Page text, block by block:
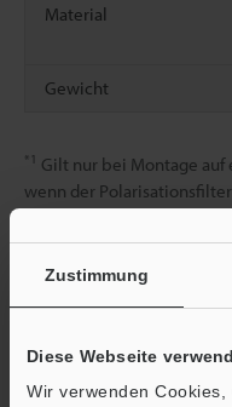
Zustimmung
Diese Webseite
Wir verwenden
Material
Gewicht
*1 Gilt nur bei Montage auf
wenn der
Datenblatt (PDF)
Andere Modelle